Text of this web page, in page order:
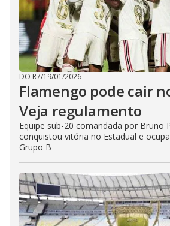
DO R7/19/01/2026
Flamengo pode cair
Veja regulamento
Equipe sub-20 comandada por Bruno
conquistou vitória no Estadual e
Grupo B